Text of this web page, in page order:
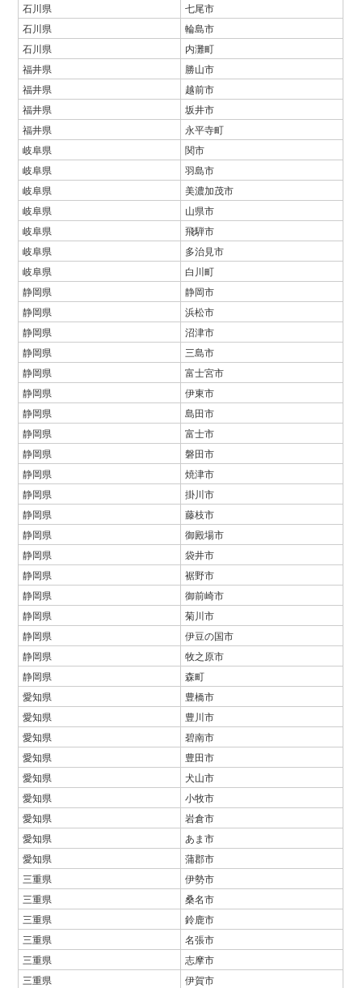
石川県
七尾市
石川県
輪島市
石川県
内灘町
福井県
勝山市
福井県
越前市
福井県
坂井市
福井県
永平寺町
岐阜県
関市
岐阜県
羽島市
岐阜県
美濃加茂市
岐阜県
山県市
岐阜県
飛騨市
岐阜県
多治見市
岐阜県
白川町
静岡県
静岡市
静岡県
浜松市
静岡県
沼津市
静岡県
三島市
静岡県
富士宮市
静岡県
伊東市
静岡県
島田市
静岡県
富士市
静岡県
磐田市
静岡県
焼津市
静岡県
掛川市
静岡県
藤枝市
静岡県
御殿場市
静岡県
袋井市
静岡県
裾野市
静岡県
御前崎市
静岡県
菊川市
静岡県
伊豆の国市
静岡県
牧之原市
静岡県
森町
愛知県
豊橋市
愛知県
豊川市
愛知県
碧南市
愛知県
豊田市
愛知県
犬山市
愛知県
小牧市
愛知県
岩倉市
愛知県
あま市
愛知県
蒲郡市
三重県
伊勢市
三重県
桑名市
三重県
鈴鹿市
三重県
名張市
三重県
志摩市
三重県
伊賀市